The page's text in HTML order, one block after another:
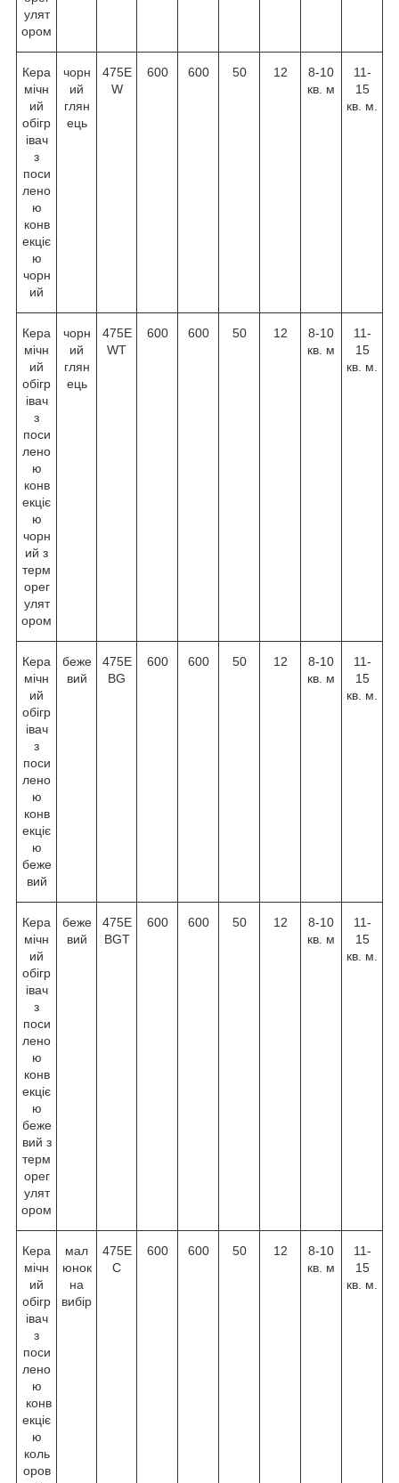
улят
ором
Кера
мічн
ий
обігр
івач
з
поси
лено
ю
конв
екціє
ю
чорн
ий
чорн
ий
глян
ець
475E
W
600 600 50 12
8-10
кв. м
11-
15
кв. м.
Кера
мічн
ий
обігр
івач
з
поси
лено
ю
конв
екціє
ю
чорн
ий з
терм
орег
улят
ором
чорн
ий
глян
ець
475E
WT
600 600 50 12
8-10
кв. м
11-
15
кв. м.
Кера
мічн
ий
обігр
івач
з
поси
лено
ю
конв
екціє
ю
беже
вий
беже
вий
475E
BG
600 600 50 12
8-10
кв. м
11-
15
кв. м.
Кера
мічн
ий
обігр
івач
з
поси
лено
ю
конв
екціє
ю
беже
вий з
терм
орег
улят
ором
беже
вий
475E
BGT
600 600 50 12
8-10
кв. м
11-
15
кв. м.
Кера
мічн
ий
обігр
івач
з
поси
лено
ю
конв
екціє
ю
коль
оров
мал
юнок
на
вибір
475E
C
600 600 50 12
8-10
кв. м
11-
15
кв. м.